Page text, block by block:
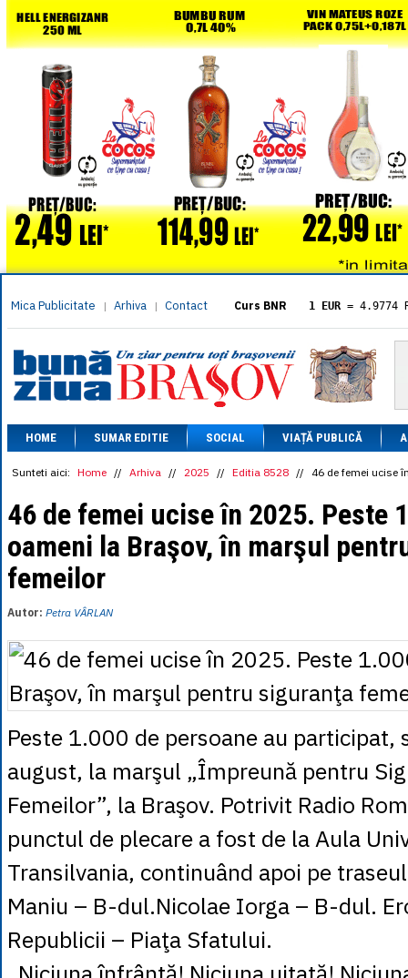
Mica Publicitate | Arhiva | Contact Curs BNR 1 EUR = 4.9774
= 5.8304
1 XAU= 464.4611
1 AED= 1.1933
1 AUD= 2.7957
1 BGN= 2.5449
1 CAD= 3.1559
1 CHF= 5.2813
1 CNY= 0.6015
1 DKK
= 0.6668
1 EGP= 0.0860
1 HUF
= 1.2223
1 INR = 0.0513
1 NZD
= 2.6097
1 PLN= 1.1646
1 RSD
= 0.0425
1 RUB= 0.0530
1 TRY = 0.1141
1 UAH = 0.1048
1 XDR = 5.9383
1 ZAR = 0.2318
HOME SUMAR EDITIE SOCIAL VIAȚĂ PUBLICĂ
Sunteti aici: Home // Arhiva // 2025 // Editia 8528 // 46 de femei ucise
46 de femei ucise în 2025. Peste
oameni la Braşov, în marşul
femeilor
Autor: Petra VÂRLAN
Peste 1.000 de persoane au participat,
august, la marşul „Împreună pentru
Femeilor”, la Braşov. Potrivit Radio
punctul de plecare a fost de la Aula
Transilvania, continuând apoi pe
Maniu – B-dul.Nicolae Iorga – B-dul.
Republicii – Piaţa Sfatului.